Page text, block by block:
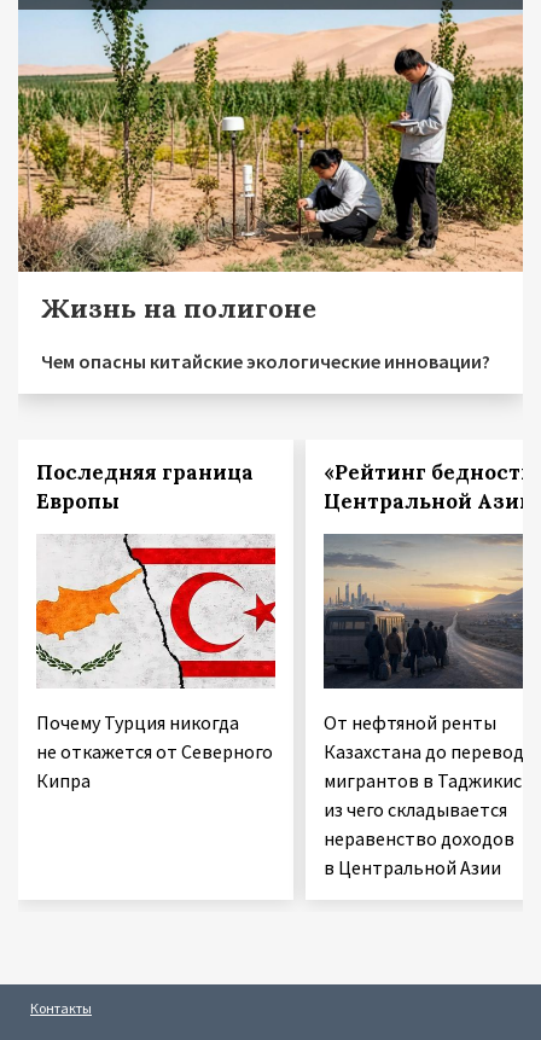
Жизнь на полигоне
Чем опасны китайские экологические инновации?
Последняя граница
Европы
Почему Турция никогда
не откажется от Северного
Кипра
«Рейтинг
Центральной Азии
От нефтяной ренты
Казахстана до
мигрантов в
из чего складывается
неравенство доходов
в Центральной Азии
Контакты